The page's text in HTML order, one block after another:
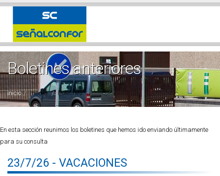
Boletines anteriores
inicio media boletines
En esta sección reunimos los boletines que hemos ido enviando últimamente
para su consulta
23/7/26 - VACACIONES